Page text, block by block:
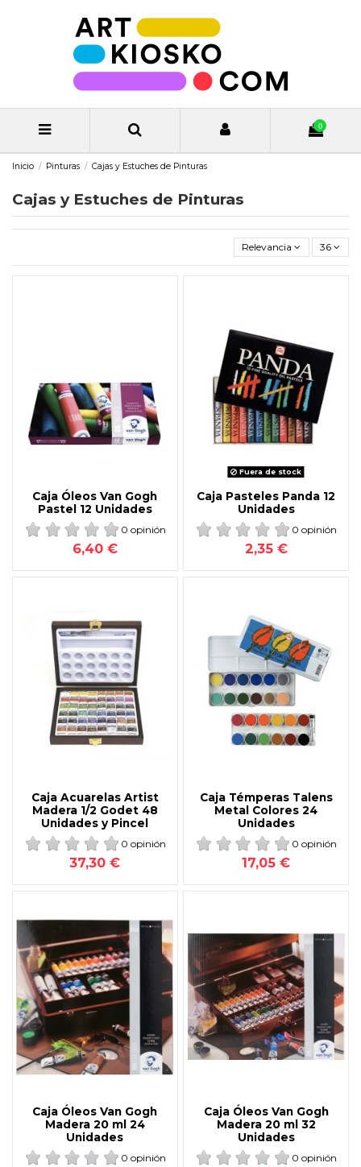
0
Inicio Pinturas Cajas y Estuches de Pinturas
Cajas y Estuches de Pinturas
Relevancia 36
Caja Óleos Van Gogh
Pastel 12 Unidades
0 opinión
6,40 €
Fuera de stock
Caja Pasteles Panda 12
Unidades
0 opinión
2,35 €
Caja Acuarelas Artist
Madera 1/2 Godet 48
Unidades y Pincel
0 opinión
37,30 €
Caja Témperas Talens
Metal Colores 24
Unidades
0 opinión
17,05 €
Caja Óleos Van Gogh
Madera 20 ml 24
Unidades
0 opinión
Caja Óleos Van Gogh
Madera 20 ml 32
Unidades
0 opinión